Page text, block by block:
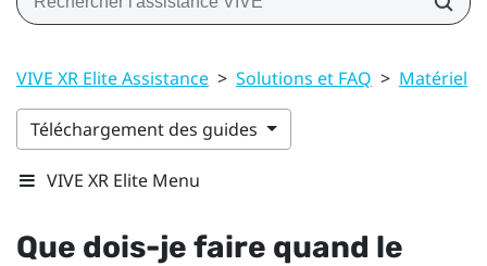
VIVE XR Elite Assistance > Solutions et FAQ > Matériel
Téléchargement des guides
VIVE XR Elite Menu
Que dois-je faire quand le